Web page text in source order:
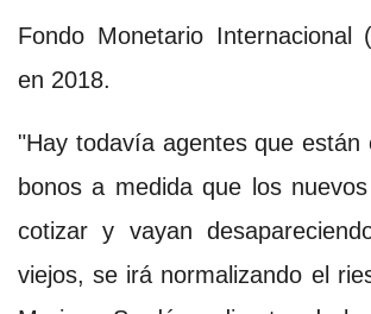
Fondo Monetario Internacional
en 2018.
"Hay todavía agentes que están
bonos a medida que los
cotizar y vayan
viejos, se irá normalizando el